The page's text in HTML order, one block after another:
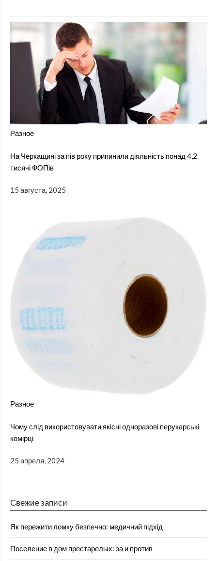
Разное
На Черкащині за пів року припинили діяльність понад 4,2
тисячі ФОПів
15 августа, 2025
Разное
Чому слід використовувати якісні одноразові перукарські
комірці
25 апреля, 2024
Свежие записи
Як пережити ломку безпечно: медичний підхід
Поселение в дом престарелых: за и против